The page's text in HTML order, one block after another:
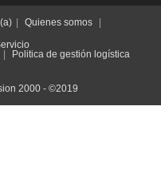
Quienes somos
Politica de gestión logística
2000 - ©2019